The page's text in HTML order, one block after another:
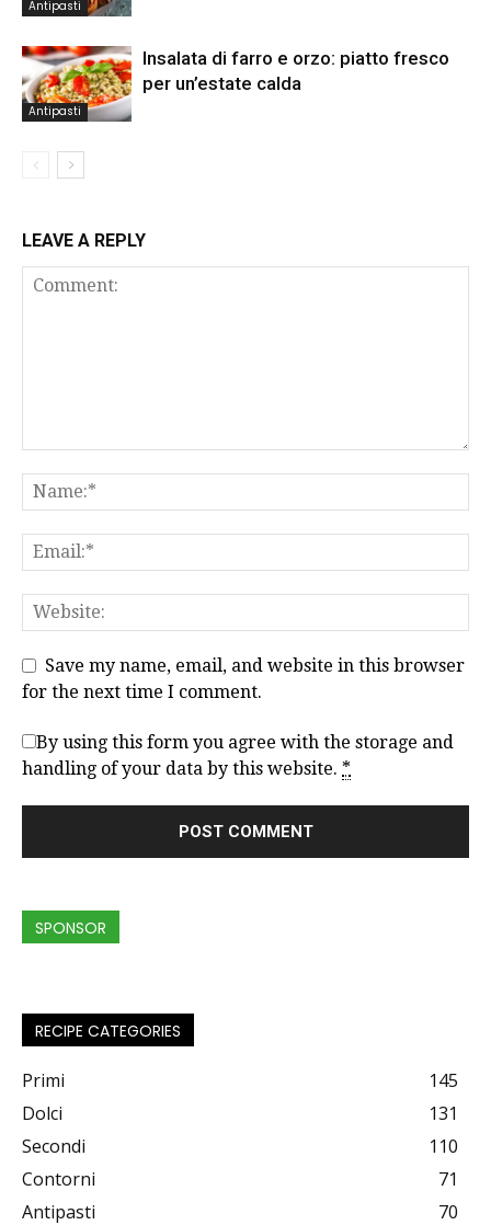
Antipasti
Antipasti
Insalata di farro e orzo: piatto fresco
per un’estate calda
LEAVE A REPLY
Save my name, email, and website in this browser
for the next time I comment.
By using this form you agree with the storage and
handling of your data by this website. *
SPONSOR
RECIPE CATEGORIES
Primi
145
Dolci
131
Secondi
110
Contorni
71
Antipasti
70